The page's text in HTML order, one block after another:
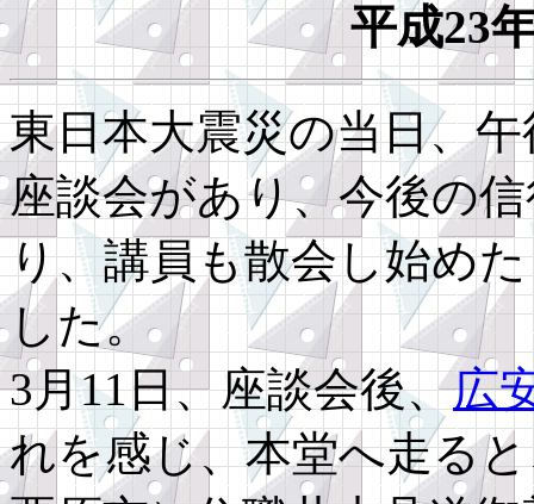
平成23
東日本大震災の当日、
座談会があり、今後の
り、講員も散会し始め
した。
3月11日、座談会後、広
れを感じ、本堂へ走る